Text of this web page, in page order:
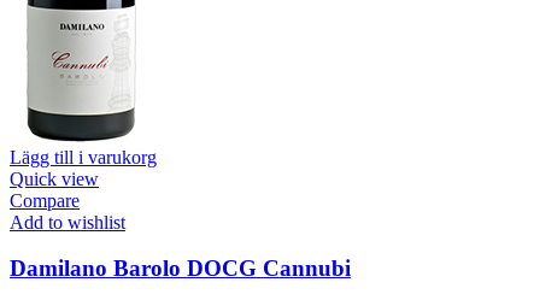
Lägg till i varukorg
Quick view
Compare
Add to wishlist
Damilano Barolo DOCG Cannubi